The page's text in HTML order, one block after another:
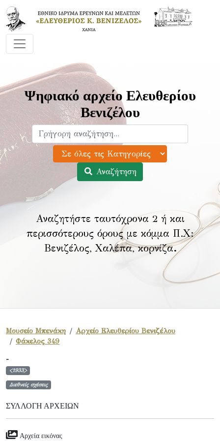
Ψηφιακό αρχείο Ελευθερίου
Βενιζέλου
Αναζήτηση
Αναζητήστε ταυτόχρονα 2 ή και
περισσότερους όρους με κόμμα Π.Χ:
Βενιζέλος, Χαλέπα, κορνίζα.
Μουσείο Μπενάκη
Αρχείο Ελευθερίου Βενιζέλου
Φάκελος 349
-
<1933>
Διεθνείς σχέσεις
ΣΥΛΛΟΓΉ ΑΡΧΕΊΩΝ
Αρχεία εικόνας